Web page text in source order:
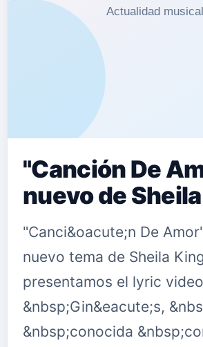
"Canción De
nuevo de
"Canci&oacute;n De
nuevo tema de Sheila
presentamos el lyric
&nbsp;Gin&eacute;s,
&nbsp;conocida